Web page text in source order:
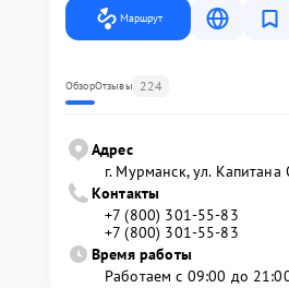
Маршрут
ОбзорОтзывы 224
Адрес
г. Мурманск, ул.
Контакты
+7 (800) 301-55-83
+7 (800) 301-55-83
Время работы
Работаем с 09:00 до